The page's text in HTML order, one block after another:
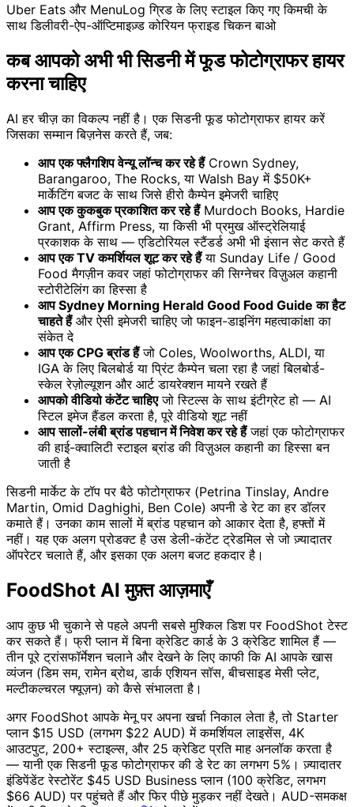
Uber Eats और MenuLog ग्रिड के लिए स्टाइल किए गए किमची के
साथ डिलीवरी-ऐप-ऑप्टिमाइज़्ड कोरियन फ्राइड चिकन बाओ
कब आपको अभी भी सिडनी में फूड फोटोग्राफर हायर
करना चाहिए
AI हर चीज़ का विकल्प नहीं है। एक सिडनी फूड फोटोग्राफर हायर करें
जिसका सम्मान बिज़नेस करते हैं, जब:
आप एक फ्लैगशिप वेन्यू लॉन्च कर रहे हैंCrown Sydney,
Barangaroo, The Rocks, या Walsh Bay में $50K+
मार्केटिंग बजट के साथ जिसे हीरो कैम्पेन इमेजरी चाहिए
आप एक कुकबुक प्रकाशित कर रहे हैंMurdoch Books, Hardie
Grant, Affirm Press, या किसी भी प्रमुख ऑस्ट्रेलियाई
प्रकाशक के साथ — एडिटोरियल स्टैंडर्ड अभी भी इंसान सेट करते हैं
आप एक TV कमर्शियल शूट कर रहे हैंया Sunday Life / Good
Food मैगज़ीन कवर जहां फोटोग्राफर की सिग्नेचर विज़ुअल कहानी
स्टोरीटेलिंग का हिस्सा है
आप Sydney Morning Herald Good Food Guide का हैट
चाहते हैंऔर ऐसी इमेजरी चाहिए जो फाइन-डाइनिंग महत्वाकांक्षा का
संकेत दे
आप एक CPG ब्रांड हैंजो Coles, Woolworths, ALDI, या
IGA के लिए बिलबोर्ड या प्रिंट कैम्पेन चला रहा है जहां बिलबोर्ड-
स्केल रेज़ोल्यूशन और आर्ट डायरेक्शन मायने रखते हैं
आपको वीडियो कंटेंट चाहिएजो स्टिल्स के साथ इंटीग्रेट हो — AI
स्टिल इमेज हैंडल करता है, पूरे वीडियो शूट नहीं
आप सालों-लंबी ब्रांड पहचान में निवेश कर रहे हैंजहां एक फोटोग्राफर
की हाई-क्वालिटी स्टाइल ब्रांड की विज़ुअल कहानी का हिस्सा बन
जाती है
सिडनी मार्केट के टॉप पर बैठे फोटोग्राफर (Petrina Tinslay, Andre
Martin, Omid Daghighi, Ben Cole) अपनी डे रेट का हर डॉलर
कमाते हैं। उनका काम सालों में ब्रांड पहचान को आकार देता है, हफ्तों में
नहीं। यह एक अलग प्रोडक्ट है उस डेली-कंटेंट ट्रेडमिल से जो ज़्यादातर
ऑपरेटर चलाते हैं, और इसका एक अलग बजट हकदार है।
FoodShot AI मुफ़्त आज़माएँ
आप कुछ भी चुकाने से पहले अपनी सबसे मुश्किल डिश पर FoodShot टेस्ट
कर सकते हैं। फ्री प्लान में बिना क्रेडिट कार्ड के 3 क्रेडिट शामिल हैं —
तीन पूरे ट्रांसफॉर्मेशन चलाने और देखने के लिए काफी कि AI आपके खास
व्यंजन (डिम सम, रामेन ब्रोथ, डार्क एशियन सॉस, बीचसाइड मेसी प्लेट,
मल्टीकल्चरल फ्यूज़न) को कैसे संभालता है।
अगर FoodShot आपके मेनू पर अपना खर्चा निकाल लेता है, तो Starter
प्लान $15 USD (लगभग $22 AUD) में कमर्शियल लाइसेंस, 4K
आउटपुट, 200+ स्टाइल्स, और 25 क्रेडिट प्रति माह अनलॉक करता है
— यानी एक सिडनी फूड फोटोग्राफर की डे रेट का लगभग 5%। ज़्यादातर
इंडिपेंडेंट रेस्टोरेंट $45 USD Business प्लान (100 क्रेडिट, लगभग
$66 AUD) पर पहुंचते हैं और फिर पीछे मुड़कर नहीं देखते। AUD-समकक्ष